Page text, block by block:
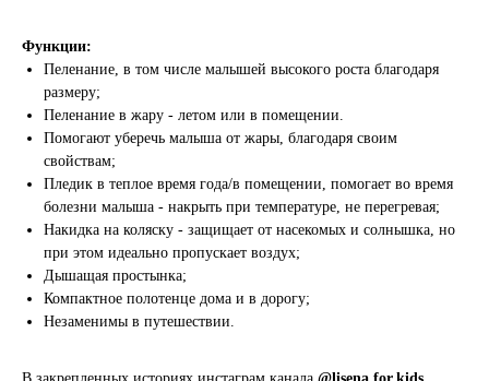
Функции:
Пеленание, в том числе малышей высокого роста благодаря
размеру;
Пеленание в жару - летом или в помещении.
Помогают уберечь малыша от жары, благодаря своим
свойствам;
Пледик в теплое время года/в помещении, помогает во время
болезни малыша - накрыть при температуре, не перегревая;
Накидка на коляску - защищает от насекомых и солнышка, но
при этом идеально пропускает воздух;
Дышащая простынка;
Компактное полотенце дома и в дорогу;
Незаменимы в путешествии.